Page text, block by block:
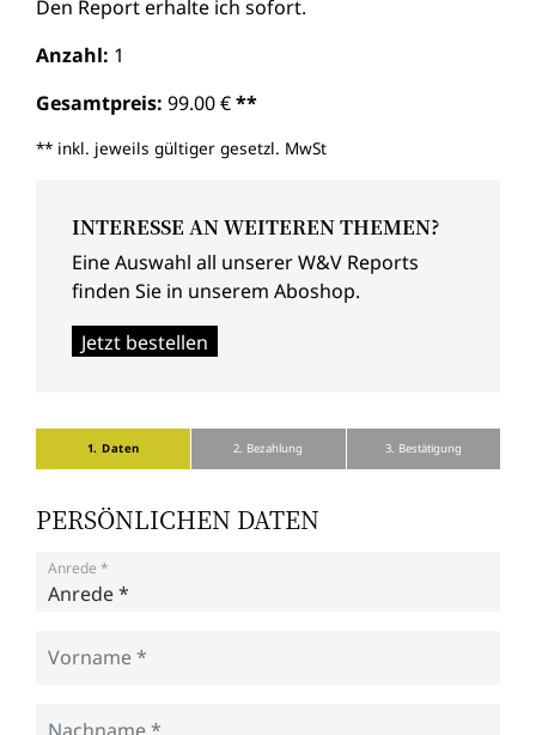
Den Report erhalte ich sofort.
Anzahl: 1
Gesamtpreis: 99.00 €**
** inkl. jeweils gültiger gesetzl. MwSt
INTERESSE AN WEITEREN THEMEN?
Eine Auswahl all unserer W&V Reports
finden Sie in unserem Aboshop.
Jetzt bestellen
1. Daten 2. Bezahlung 3. Bestätigung
PERSÖNLICHEN DATEN
Anrede *